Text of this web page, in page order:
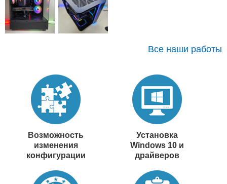
Все наши работы
Возможность
изменения
конфигурации
Установка
Windows 10 и
драйверов